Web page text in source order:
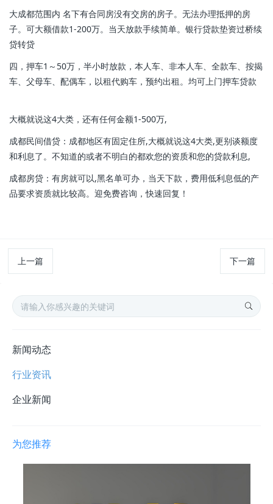
大成都范围内 名下有合同房没有交房的房子。无法办理抵押的房
子。可大额借款1-200万。当天放款手续简单。银行贷款垫资过桥续
贷转贷
四，押车1～50万，半小时放款，本人车、非本人车、全款车、按揭
车、父母车、配偶车，以租代购车，预约出租。均可上门押车贷款
大概就说这4大类，还有任何金额1-500万,
成都民间借贷：成都地区有固定住所,大概就说这4大类,更别谈额度
和利息了。不知道的或者不明白的都欢您的资质和您的贷款利息,
成都房贷：有房就可以,黑名单可办，当天下款，费用低利息低的产
品要求资质就比较高。迎免费咨询，快速回复！
上一篇 下一篇
新闻动态
行业资讯
企业新闻
为您推荐